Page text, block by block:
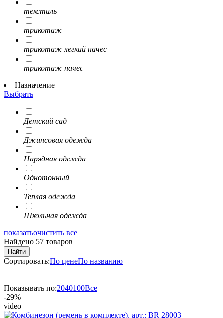
текстиль
трикотаж
трикотаж легкий начес
трикотаж начес
Назначение
Выбрать
Детский сад
Джинсовая одежда
Нарядная одежда
Однотонный
Теплая одежда
Школьная одежда
показатьочистить все
Найдено 57 товаров
Найти
Сортировать:По ценеПо названию
Показывать по:2040100Все
-29%
video